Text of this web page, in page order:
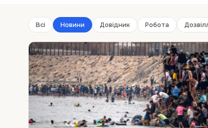
Всі Новини Довідник Робота